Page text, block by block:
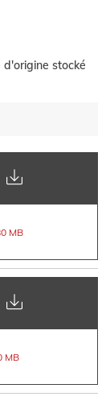
stocké
MB
MB